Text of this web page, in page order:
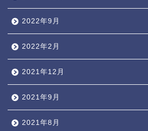
2022年9月
2022年2月
2021年12月
2021年9月
2021年8月